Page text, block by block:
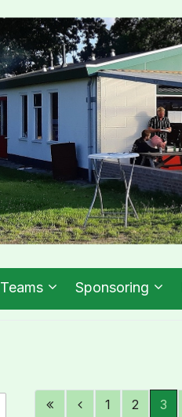
Teams Sponsoring
1 2 3